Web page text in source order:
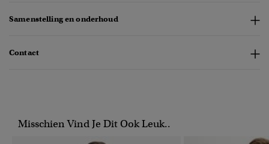
Samenstelling en onderhoud
Contact
Misschien Vind Je Dit Ook Leuk..